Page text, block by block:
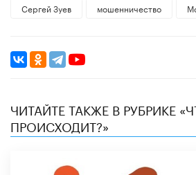
Сергей Зуев
мошенничество
ЧИТАЙТЕ ТАКЖЕ В РУБРИКЕ
ПРОИСХОДИТ?»